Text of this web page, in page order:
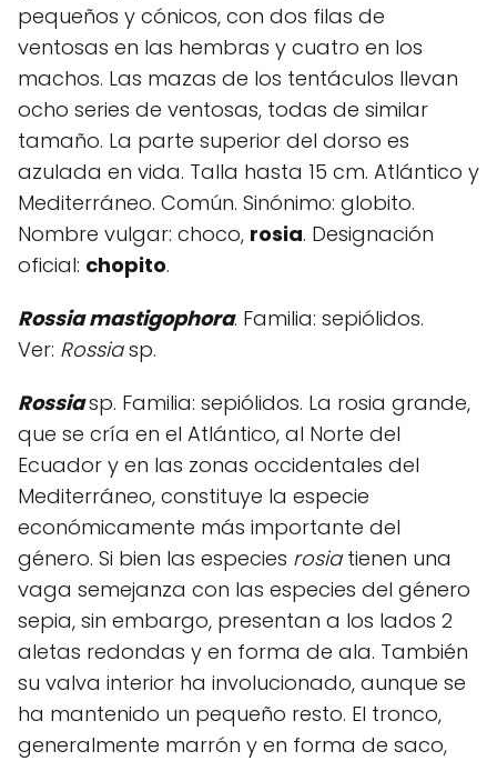
pequeños y cónicos, con dos filas de
ventosas en las hembras y cuatro en los
machos. Las mazas de los tentáculos llevan
ocho series de ventosas, todas de similar
tamaño. La parte superior del dorso es
azulada en vida. Talla hasta 15 cm. Atlántico y
Mediterráneo. Común. Sinónimo: globito.
Nombre vulgar: choco, rosia. Designación
oficial: chopito.
Rossia mastigophora. Familia: sepiólidos.
Ver: Rossiasp.
Rossiasp. Familia: sepiólidos. La rosia grande,
que se cría en el Atlántico, al Norte del
Ecuador y en las zonas occidentales del
Mediterráneo, constituye la especie
económicamente más importante del
género. Si bien las especies rosia tienen una
vaga semejanza con las especies del género
sepia, sin embargo, presentan a los lados 2
aletas redondas y en forma de ala. También
su valva interior ha involucionado, aunque se
ha mantenido un pequeño resto. El tronco,
generalmente marrón y en forma de saco,